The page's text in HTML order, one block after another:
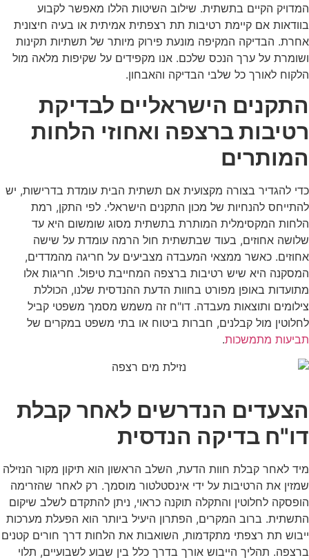
המדויק הקיים בתשתית. שילוב השיטות הללו מאפשר לקבוע
בוודאות אם קיימת רטיבות תת רצפתית אמיתית או בעיה חיצונית
אחרת. הבדיקה המקיפה מונעת פירוק מיותר של תשתיות תקינות
ושומרת על ערך הנכס שלכם. אנו מקפידים על שקיפות מלאה מול
הלקוח לאורך כל שלבי הבדיקה והאבחון.
התקנים הישראליים לבדיקת
רטיבות ברצפה ואחוזי הלחות
המותרים
כדי להגדיר בצורה מקצועית אם תשתית הבית עומדת בדרישות, יש
להתייחס להנחיות של מכון התקנים הישראלי. לפי התקן, רמת
הלחות המקסימלית המותרת בתשתית מסוג שומשום היא עד
שלושה אחוזים, בעוד שבתשתית חול הרמה עומדת על שישה
אחוזים. כאשר ממצאי המעבדה מצביעים על חריגה מהמדדים,
המסקנה היא שיש רטיבות ברצפה המחייבת טיפול. חריגות אלו
מתועדות באופן מפורט בחוות הדעת ההנדסית שלנו, הכוללת
צילומים ותוצאות מעבדה. דו"ח זה משמש מסמך משפטי קביל
לחלוטין מול קבלנים, חברות ביטוח או בתי משפט במקרים של
תביעות מתמשכות.
הצעדים הנדרשים לאחר קבלת
דו"ח בדיקה הנדסית
מיד לאחר קבלת חוות הדעת, השלב הראשון הוא תיקון מקור הנזילה
שמזין את הרטיבות על ידי אינסטלטור מוסמך. רק לאחר שהזרימה
הופסקה לחלוטין והתקלה תוקנה כראוי, ניתן להתקדם לשלב שיקום
התשתית. ברוב המקרים, הפתרון היעיל ביותר הוא הפעלת מערכות
ייבוש תת רצפתי מתקדמות, השואבות את הלחות דרך חורים קטנים
ברצפה. תהליך הייבוש אורך בדרך כלל בין שבוע לשבועיים, תלוי